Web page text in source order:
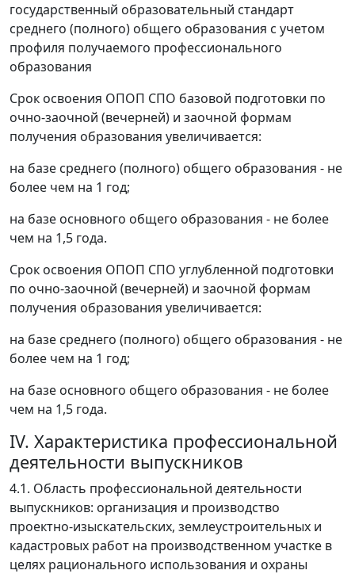
государственный образовательный стандарт
среднего (полного) общего образования с учетом
профиля получаемого профессионального
образования
Срок освоения ОПОП СПО базовой подготовки по
очно-заочной (вечерней) и заочной формам
получения образования увеличивается:
на базе среднего (полного) общего образования - не
более чем на 1 год;
на базе основного общего образования - не более
чем на 1,5 года.
Срок освоения ОПОП СПО углубленной подготовки
по очно-заочной (вечерней) и заочной формам
получения образования увеличивается:
на базе среднего (полного) общего образования - не
более чем на 1 год;
на базе основного общего образования - не более
чем на 1,5 года.
IV. Характеристика профессиональной
деятельности выпускников
4.1. Область профессиональной деятельности
выпускников: организация и производство
проектно-изыскательских, землеустроительных и
кадастровых работ на производственном участке в
целях рационального использования и охраны